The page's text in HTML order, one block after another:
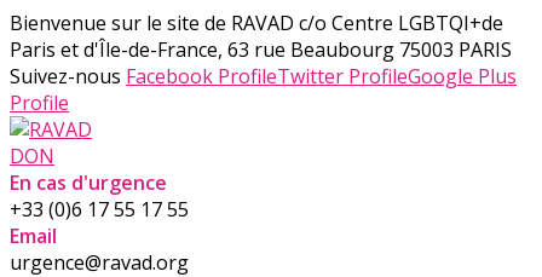
Bienvenue sur le site de RAVAD c/o Centre LGBTQI+de
Paris et d'Île-de-France, 63 rue Beaubourg 75003 PARIS
Suivez-nous Facebook ProfileTwitter ProfileGoogle Plus
Profile
DON
En cas d'urgence
+33 (0)6 17 55 17 55
Email
urgence@ravad.org